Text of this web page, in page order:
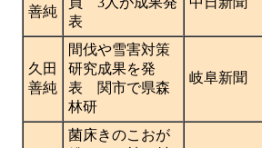
善純
表
久田
善純
間伐や雪害対策
研究成果を発
表 関市で県森
林研
岐阜新聞
菌床きのこおが